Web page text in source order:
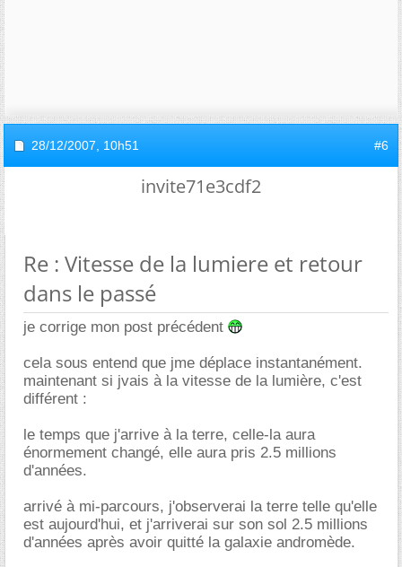
28/12/2007, 10h51 #6
invite71e3cdf2
Re : Vitesse de la lumiere et retour
dans le passé
je corrige mon post précédent
cela sous entend que jme déplace instantanément.
maintenant si jvais à la vitesse de la lumière, c'est
différent :
le temps que j'arrive à la terre, celle-la aura
énormement changé, elle aura pris 2.5 millions
d'années.
arrivé à mi-parcours, j'observerai la terre telle qu'elle
est aujourd'hui, et j'arriverai sur son sol 2.5 millions
d'années après avoir quitté la galaxie andromède.